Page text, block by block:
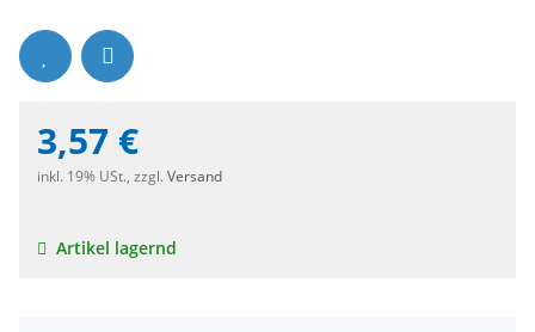
3,57 €
inkl. 19% USt., zzgl. Versand
Artikel lagernd